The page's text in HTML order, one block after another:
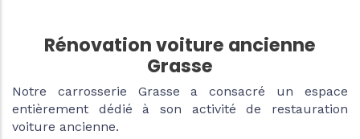
Rénovation voiture ancienne
Grasse
Notre carrosserie Grasse a consacré un espace
entièrement dédié à son activité de restauration
voiture ancienne.